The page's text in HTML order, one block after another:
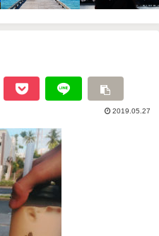
2019.05.27